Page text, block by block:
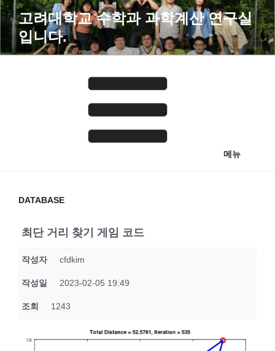
콘
텐
츠
로
고려대학교 수학과 과학계산 연구실
입니다.
메뉴
DATABASE
최단 거리 찾기 게임 코드
작성자 cfdkim
작성일 2023-02-05 19:49
조회 1243